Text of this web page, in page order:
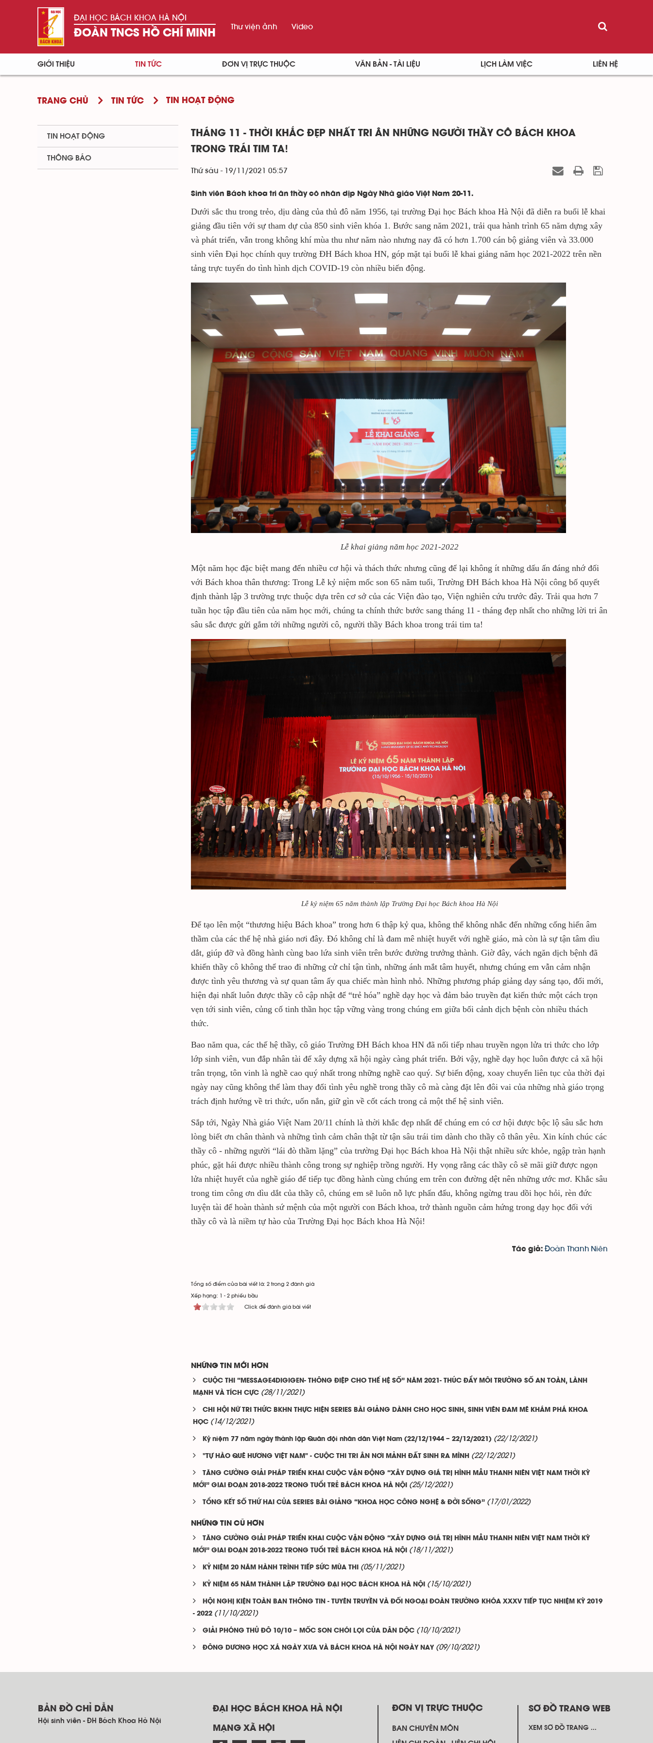
ĐẠI HỌC BÁCH KHOA HÀ NỘI
ĐOÀN TNCS HỒ CHÍ MINH
Thư viện ảnh Video
GIỚI THIỆU TIN TỨC ĐƠN VỊ TRỰC THUỘC VĂN BẢN - TÀI LIỆU LỊCH LÀM VIỆC LIÊN HỆ
TRANG CHỦ TIN TỨC TIN HOẠT ĐỘNG
THÁNG 11 - THỜI KHẮC ĐẸP NHẤT TRI ÂN NHỮNG NGƯỜI THẦY CÔ BÁCH KHOA
TRONG TRÁI TIM TA!
Thứ sáu - 19/11/2021 05:57
Sinh viên Bách khoa tri ân thầy cô nhân dịp Ngày Nhà giáo Việt Nam 20-11.
Dưới sắc thu trong trẻo, dịu dàng của thủ đô năm 1956, tại trường Đại học Bách khoa Hà Nội đã diễn ra buổi lễ khai
giảng đầu tiên với sự tham dự của 850 sinh viên khóa 1. Bước sang năm 2021, trải qua hành trình 65 năm dựng xây
và phát triển, vẫn trong không khí mùa thu như năm nào nhưng nay đã có hơn 1.700 cán bộ giảng viên và 33.000
sinh viên Đại học chính quy trường ĐH Bách khoa HN, góp mặt tại buổi lễ khai giảng năm học 2021-2022 trên nền
tảng trực tuyến do tình hình dịch COVID-19 còn nhiều biến động.
Lễ khai giảng năm học 2021-2022
Một năm học đặc biệt mang đến nhiều cơ hội và thách thức nhưng cũng để lại không ít những dấu ấn đáng nhớ đối
với Bách khoa thân thương: Trong Lễ kỷ niệm mốc son 65 năm tuổi, Trường ĐH Bách khoa Hà Nội công bố quyết
định thành lập 3 trường trực thuộc dựa trên cơ sở của các Viện đào tạo, Viện nghiên cứu trước đây. Trải qua hơn 7
tuần học tập đầu tiên của năm học mới, chúng ta chính thức bước sang tháng 11 - tháng đẹp nhất cho những lời tri ân
sâu sắc được gửi gắm tới những người cô, người thầy Bách khoa trong trái tim ta!
Lễ kỷ niệm 65 năm thành lập Trường Đại học Bách khoa Hà Nội
Để tạo lên một “thương hiệu Bách khoa” trong hơn 6 thập kỷ qua, không thể không nhắc đến những cống hiến âm
thầm của các thế hệ nhà giáo nơi đây. Đó không chỉ là đam mê nhiệt huyết với nghề giáo, mà còn là sự tận tâm dìu
dắt, giúp đỡ và đồng hành cùng bao lứa sinh viên trên bước đường trưởng thành. Giờ đây, vách ngăn dịch bệnh đã
khiến thầy cô không thể trao đi những cử chỉ tận tình, những ánh mắt tâm huyết, nhưng chúng em vẫn cảm nhận
được tình yêu thương và sự quan tâm ấy qua chiếc màn hình nhỏ. Những phương pháp giảng dạy sáng tạo, đổi mới,
hiện đại nhất luôn được thầy cô cập nhật để “trẻ hóa” nghề dạy học và đảm bảo truyền đạt kiến thức một cách trọn
vẹn tới sinh viên, củng cố tinh thần học tập vững vàng trong chúng em giữa bối cảnh dịch bệnh còn nhiều thách
thức.
Bao năm qua, các thế hệ thầy, cô giáo Trường ĐH Bách khoa HN đã nối tiếp nhau truyền ngọn lửa tri thức cho lớp
lớp sinh viên, vun đắp nhân tài để xây dựng xã hội ngày càng phát triển. Bởi vậy, nghề dạy học luôn được cả xã hội
trân trọng, tôn vinh là nghề cao quý nhất trong những nghề cao quý. Sự biến động, xoay chuyển liên tục của thời đại
ngày nay cũng không thể làm thay đổi tình yêu nghề trong thầy cô mà càng đặt lên đôi vai của những nhà giáo trọng
trách định hướng về tri thức, uốn nắn, giữ gìn về cốt cách trong cả một thế hệ sinh viên.
Sắp tới, Ngày Nhà giáo Việt Nam 20/11 chính là thời khắc đẹp nhất để chúng em có cơ hội được bộc lộ sâu sắc hơn
lòng biết ơn chân thành và những tình cảm chân thật từ tận sâu trái tim dành cho thầy cô thân yêu. Xin kính chúc các
thầy cô - những người “lái đò thầm lặng” của trường Đại học Bách khoa Hà Nội thật nhiều sức khỏe, ngập tràn hạnh
phúc, gặt hái được nhiều thành công trong sự nghiệp trồng người. Hy vọng rằng các thầy cô sẽ mãi giữ được ngọn
lửa nhiệt huyết của nghề giáo để tiếp tục đồng hành cùng chúng em trên con đường dệt nên những ước mơ. Khắc sâu
trong tim công ơn dìu dắt của thầy cô, chúng em sẽ luôn nỗ lực phấn đấu, không ngừng trau dồi học hỏi, rèn đức
luyện tài để hoàn thành sứ mệnh của một người con Bách khoa, trở thành nguồn cảm hứng trong dạy học đối với
thầy cô và là niềm tự hào của Trường Đại học Bách khoa Hà Nội!
Tác giả: Đoàn Thanh Niên
Tổng số điểm của bài viết là: 2 trong 2 đánh giá
Xếp hạng: 1 - 2 phiếu bầu
Click để đánh giá bài viết
NHỮNG TIN MỚI HƠN
CUỘC THI “MESSAGE4DIGIGEN- THÔNG ĐIỆP CHO THẾ HỆ SỐ” NĂM 2021- THÚC ĐẨY MÔI TRƯỜNG SỐ AN TOÀN, LÀNH
MẠNH VÀ TÍCH CỰC (28/11/2021)
CHI HỘI NỮ TRI THỨC BKHN THỰC HIỆN SERIES BÀI GIẢNG DÀNH CHO HỌC SINH, SINH VIÊN ĐAM MÊ KHÁM PHÁ KHOA
HỌC (14/12/2021)
Kỷ niệm 77 năm ngày thành lập Quân đội nhân dân Việt Nam (22/12/1944 – 22/12/2021) (22/12/2021)
"TỰ HÀO QUÊ HƯƠNG VIỆT NAM" - CUỘC THI TRI ÂN NƠI MẢNH ĐẤT SINH RA MÌNH (22/12/2021)
TĂNG CƯỜNG GIẢI PHÁP TRIỂN KHAI CUỘC VẬN ĐỘNG “XÂY DỰNG GIÁ TRỊ HÌNH MẪU THANH NIÊN VIỆT NAM THỜI KỲ
MỚI” GIAI ĐOẠN 2018-2022 TRONG TUỔI TRẺ BÁCH KHOA HÀ NỘI
(25/12/2021)
TỔNG KẾT SỐ THỨ HAI CỦA SERIES BÀI GIẢNG “KHOA HỌC CÔNG NGHỆ & ĐỜI SỐNG” (17/01/2022)
NHỮNG TIN CŨ HƠN
TĂNG CƯỜNG GIẢI PHÁP TRIỂN KHAI CUỘC VẬN ĐỘNG “XÂY DỰNG GIÁ TRỊ HÌNH MẪU THANH NIÊN VIỆT NAM THỜI KỲ
MỚI” GIAI ĐOẠN 2018-2022 TRONG TUỔI TRẺ BÁCH KHOA HÀ NỘI
(18/11/2021)
KỶ NIỆM 20 NĂM HÀNH TRÌNH TIẾP SỨC MÙA THI (05/11/2021)
KỶ NIỆM 65 NĂM THÀNH LẬP TRƯỜNG ĐẠI HỌC BÁCH KHOA HÀ NỘI (15/10/2021)
HỘI NGHỊ KIỆN TOÀN BAN THÔNG TIN - TUYÊN TRUYỀN VÀ ĐỐI NGOẠI ĐOÀN TRƯỜNG KHÓA XXXV TIẾP TỤC NHIỆM KỲ 2019
- 2022 (11/10/2021)
GIẢI PHÓNG THỦ ĐÔ 10/10 – MỐC SON CHÓI LỌI CỦA DÂN DỘC (10/10/2021)
ĐÔNG DƯƠNG HỌC XÁ NGÀY XƯA VÀ BÁCH KHOA HÀ NỘI NGÀY NAY (09/10/2021)
TIN HOẠT ĐỘNG
THÔNG BÁO
BẢN ĐỒ CHỈ DẪN
Hội sinh viên - ĐH Bách Khoa Hà Nội
ĐẠI HỌC BÁCH KHOA HÀ NỘI
MẠNG XÃ HỘI
ĐƠN VỊ TRỰC THUỘC
BAN CHUYÊN MÔN
SƠ ĐỒ TRANG WEB
XEM SƠ ĐỒ TRANG ...